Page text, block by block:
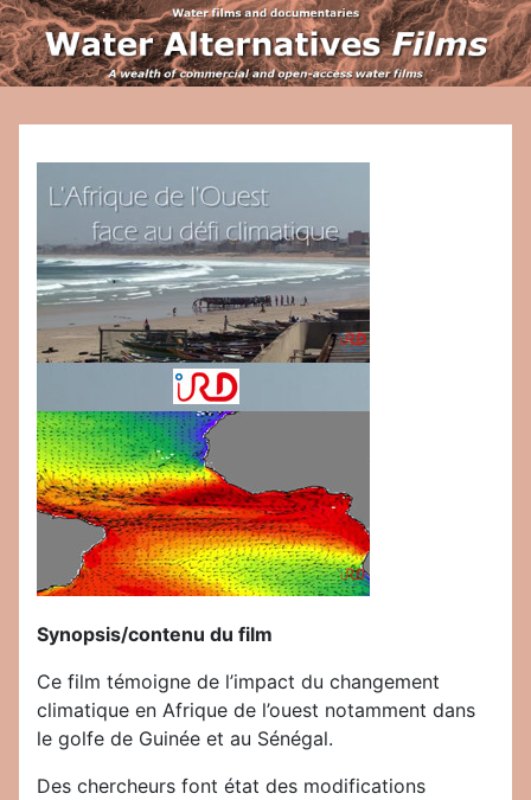
Synopsis/contenu du film
Ce film témoigne de l’impact du changement
climatique en Afrique de l’ouest notamment dans
le golfe de Guinée et au Sénégal.
Des chercheurs font état des modifications